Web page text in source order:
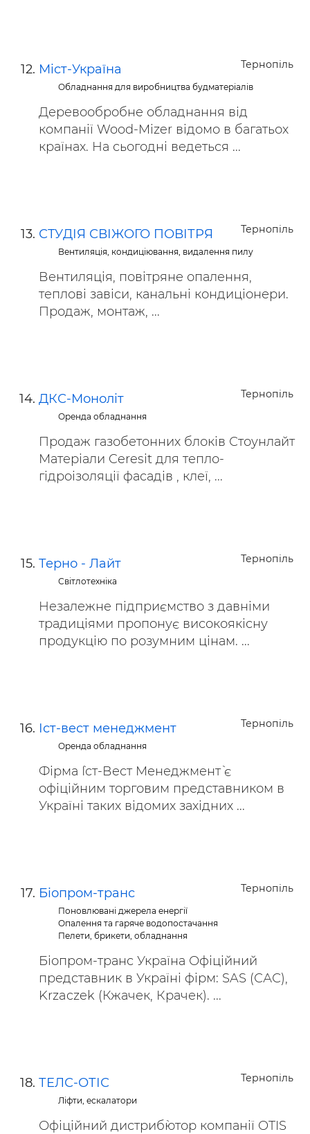
Тернопіль
Міст-Україна
Обладнання для виробництва будматеріалів
Деревообробне обладнання від
компанії Wood-Mizer відомо в багатьох
країнах. На сьогодні ведеться ...
Тернопіль
СТУДІЯ СВІЖОГО ПОВІТРЯ
Вентиляція, кондиціювання, видалення пилу
Вентиляція, повітряне опалення,
теплові завіси, канальні кондиціонери.
Продаж, монтаж, ...
Тернопіль
ДКС-Моноліт
Оренда обладнання
Продаж газобетонних блоків Стоунлайт
Матеріали Ceresit для тепло-
гідроізоляції фасадів , клеї, ...
Тернопіль
Терно - Лайт
Світлотехніка
Незалежне підприємство з давніми
традиціями пропонує високоякісну
продукцію по розумним цінам. ...
Тернопіль
Іст-вест менеджмент
Оренда обладнання
Фірма `Іст-Вест Менеджмент` є
офіційним торговим представником в
Україні таких відомих західних ...
Тернопіль
Біопром-транс
Поновлювані джерела енергії
Опалення та гаряче водопостачання
Пелети, брикети, обладнання
Біопром-транс Україна Офіційний
представник в Україні фірм: SAS (САС),
Krzaczek (Кжачек, Крачек). ...
Тернопіль
ТЕЛС-ОТІС
Ліфти, ескалатори
Офіційний дистриб`ютор компанії OTIS